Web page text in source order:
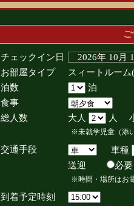
チェックイン日
2026年 10
お部屋タイプ
スィートルー
泊数
泊
食事
総人数
大人 人
※未就学児童（添
交通手段
車種
送迎
※時間・場所はお
到着予定時刻